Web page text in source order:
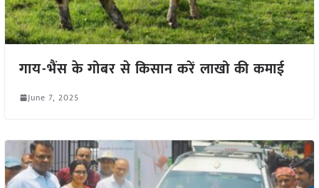
गाय-भैंस के गोबर से किसान करें लाखो की कमाई
June 7, 2025